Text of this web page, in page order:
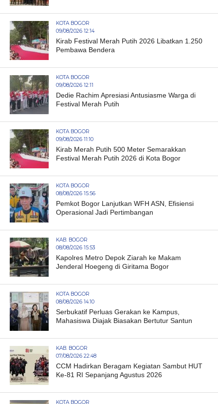
KOTA BOGOR
09/08/2026 12:14
Kirab Festival Merah Putih 2026 Libatkan 1.250
Pembawa Bendera
KOTA BOGOR
09/08/2026 12:11
Dedie Rachim Apresiasi Antusiasme Warga di
Festival Merah Putih
KOTA BOGOR
09/08/2026 11:10
Kirab Merah Putih 500 Meter Semarakkan
Festival Merah Putih 2026 di Kota Bogor
KOTA BOGOR
08/08/2026 15:56
Pemkot Bogor Lanjutkan WFH ASN, Efisiensi
Operasional Jadi Pertimbangan
KAB. BOGOR
08/08/2026 15:53
Kapolres Metro Depok Ziarah ke Makam
Jenderal Hoegeng di Giritama Bogor
KOTA BOGOR
08/08/2026 14:10
Serbukatif Perluas Gerakan ke Kampus,
Mahasiswa Diajak Biasakan Bertutur Santun
KAB. BOGOR
07/08/2026 22:48
CCM Hadirkan Beragam Kegiatan Sambut HUT
Ke-81 RI Sepanjang Agustus 2026
KOTA BOGOR